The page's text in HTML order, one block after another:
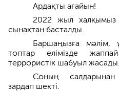
Ардақты ағайын!
2022 жыл халқымыз
сынақтан басталды.
Баршаңызға мәлім,
топтар елімізде
террористік шабуыл жасады.
Соның салдарынан
зардап шекті.